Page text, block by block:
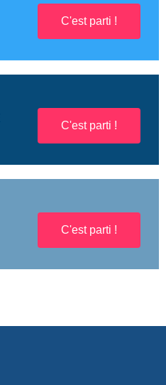
C'est parti !
C'est parti !
C'est parti !